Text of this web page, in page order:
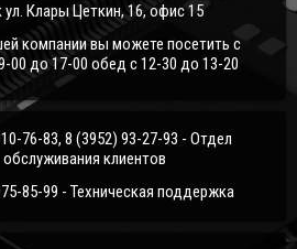
ул. Клары Цеткин, 16, офис 15
компании вы можете посетить с
00 до 17-00 обед с 12-30 до 13-20
76-83, 8 (3952) 93-27-93 - Отдел
клиентов
85-99 - Техническая поддержка